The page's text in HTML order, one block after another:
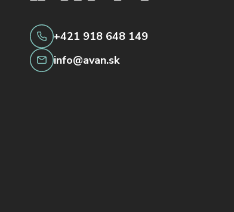
+421 918 648 149
info@avan.sk